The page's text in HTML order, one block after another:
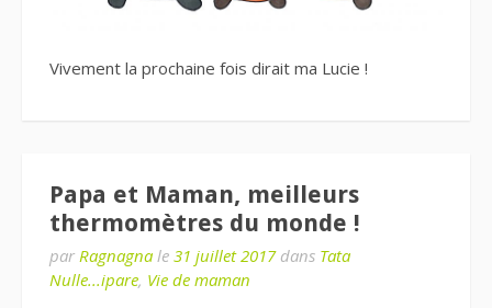
Vivement la prochaine fois dirait ma Lucie !
Papa et Maman, meilleurs
thermomètres du monde !
par Ragnagna le 31 juillet 2017dans Tata
Nulle...ipare, Vie de maman